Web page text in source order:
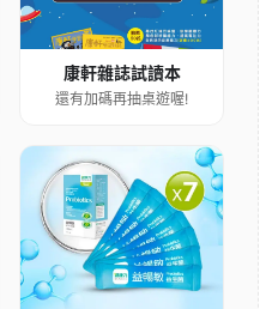
康軒雜誌試讀本
還有加碼再抽桌遊喔!